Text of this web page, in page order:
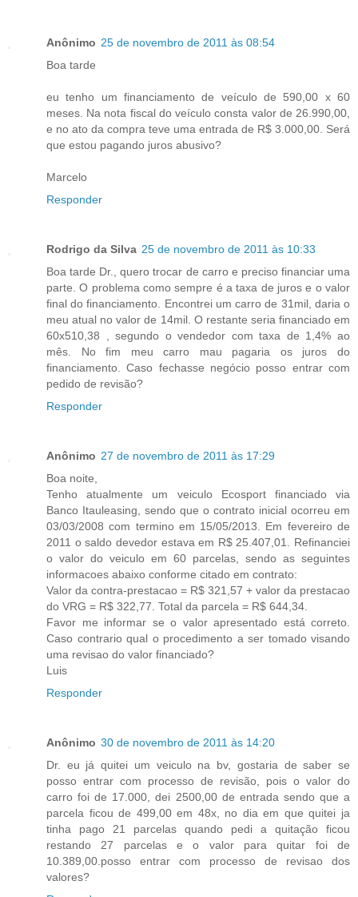
Anônimo 25 de novembro de 2011 às 08:54
Boa tarde
eu tenho um financiamento de veículo de 590,00 x 60
meses. Na nota fiscal do veículo consta valor de 26.990,00,
e no ato da compra teve uma entrada de R$ 3.000,00. Será
que estou pagando juros abusivo?
Marcelo
Responder
Rodrigo da Silva 25 de novembro de 2011 às 10:33
Boa tarde Dr., quero trocar de carro e preciso financiar uma
parte. O problema como sempre é a taxa de juros e o valor
final do financiamento. Encontrei um carro de 31mil, daria o
meu atual no valor de 14mil. O restante seria financiado em
60x510,38 , segundo o vendedor com taxa de 1,4% ao
mês. No fim meu carro mau pagaria os juros do
financiamento. Caso fechasse negócio posso entrar com
pedido de revisão?
Responder
Anônimo 27 de novembro de 2011 às 17:29
Boa noite,
Tenho atualmente um veiculo Ecosport financiado via
Banco Itauleasing, sendo que o contrato inicial ocorreu em
03/03/2008 com termino em 15/05/2013. Em fevereiro de
2011 o saldo devedor estava em R$ 25.407,01. Refinanciei
o valor do veiculo em 60 parcelas, sendo as seguintes
informacoes abaixo conforme citado em contrato:
Valor da contra-prestacao = R$ 321,57 + valor da prestacao
do VRG = R$ 322,77. Total da parcela = R$ 644,34.
Favor me informar se o valor apresentado está correto.
Caso contrario qual o procedimento a ser tomado visando
uma revisao do valor financiado?
Luis
Responder
Anônimo 30 de novembro de 2011 às 14:20
Dr. eu já quitei um veiculo na bv, gostaria de saber se
posso entrar com processo de revisão, pois o valor do
carro foi de 17.000, dei 2500,00 de entrada sendo que a
parcela ficou de 499,00 em 48x, no dia em que quitei ja
tinha pago 21 parcelas quando pedi a quitação ficou
restando 27 parcelas e o valor para quitar foi de
10.389,00.posso entrar com processo de revisao dos
valores?